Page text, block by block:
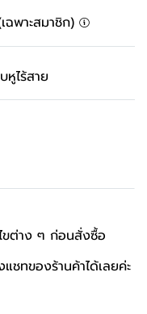
พาะสมาชิก)
ไร้สาย
ขต่าง ๆ ก่อนสั่งซื้อ
ชทของร้านค้าได้เลยค่ะ